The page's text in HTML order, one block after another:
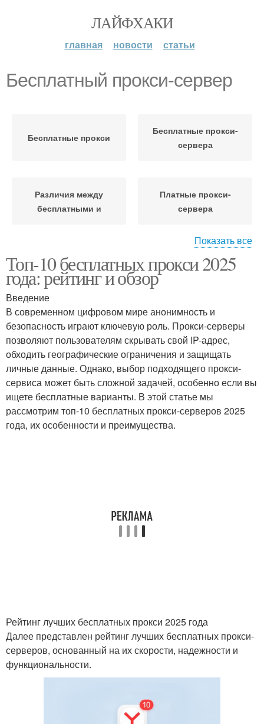
ЛАЙФХАКИ
главная новости статьи
Бесплатный прокси-сервер
Бесплатные прокси
Бесплатные прокси-
сервера
Различия между
бесплатными и
Платные прокси-
сервера
Анонимные прокси-
сервера
Прокси-сервера в
браузере
Анонимный прокси-
сервер
Прокси-сервер для
использования
Разница между
бесплатными и
Прокси-сервера по
сравнению
Прокси-сервер для веб-
Прокси-сервера для
проекта
Прокси-сервера для
веб-аналитики
Программы для прокси-
Показать все
Топ-10 бесплатных прокси 2025
года: рейтинг и обзор
Введение
В современном цифровом мире анонимность и
безопасность играют ключевую роль. Прокси-серверы
позволяют пользователям скрывать свой IP-адрес,
обходить географические ограничения и защищать
личные данные. Однако, выбор подходящего прокси-
сервиса может быть сложной задачей, особенно если вы
ищете бесплатные варианты. В этой статье мы
рассмотрим топ-10 бесплатных прокси-серверов 2025
года, их особенности и преимущества.
Рейтинг лучших бесплатных прокси 2025 года
Далее представлен рейтинг лучших бесплатных прокси-
серверов, основанный на их скорости, надежности и
функциональности.